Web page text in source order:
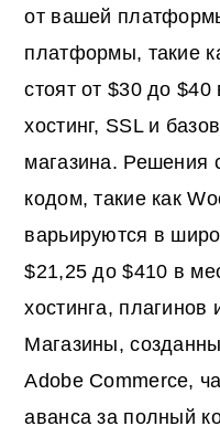
от вашей
платформы, такие
стоят от $30 до
хостинг, SSL и
магазина. Решения
кодом, такие как
варьируются в
$21,25 до $410 в
хостинга, плагинов
Магазины,
Adobe Commerce,
аванса за полный